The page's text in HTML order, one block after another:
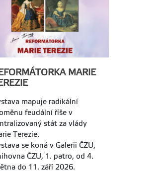
MARIE
mapuje radikální
feudální říše v
stát za vlády
Terezie.
se koná v Galerii ČZU,
ČZU, 1. patro, od 4.
do 11. září 2026.